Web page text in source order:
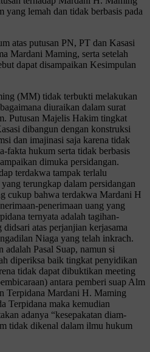
yang lemah dan tidak berbasis pada
atas putusan PN, PT dan Kasasi
Mardani Maming, serta setelah
dapat disampaikan Kesimpulan
(MM) tidak terbukti melakukan
diuraikan dalam surat
Putusan Majelis Hakim tingkat
dibangun dengan konstruksi
dan imajinasi saja karena tidak
fakta hukum serta tidak berbasis
dimuka persidangan.
terdakwa tampak terlalu
terungkap dalam persidangan
cukup bahwa terdakwa Mardani H
penerimaan uang yang
ternyata adalah tagihan-
didsari atas perjanjian kerjasama
Niaga yang telah inkrach.
Pasal Suap, namun si
diperiksa baik tingkat penyidikan
tidak dapat dibuktikan meeting
antara pemberi suap Alm
Terpidana Mardani H. Maming
Terpidana maka kemudian
adanya “kesepakatan diam-
tidak dikenal dalam ilmu hukum